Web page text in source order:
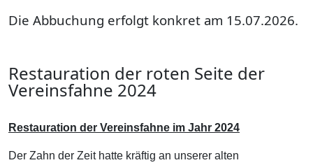
Die Abbuchung erfolgt konkret am 15.07.2026.
Restauration der roten Seite der
Vereinsfahne 2024
Restauration der Vereinsfahne im Jahr 2024
Der Zahn der Zeit hatte kräftig an unserer alten